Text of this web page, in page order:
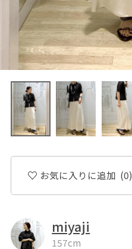
お気に入りに追加 (0)
miyaji
157cm